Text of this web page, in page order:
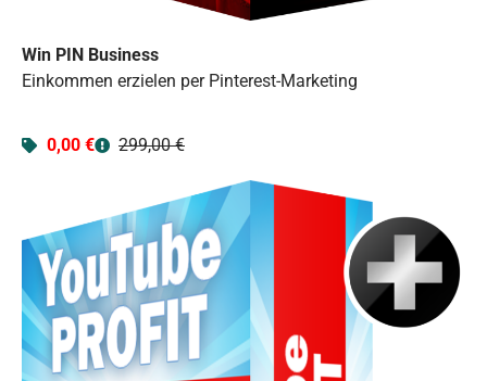
Win PIN Business
Einkommen erzielen per Pinterest-Marketing
0,00 € 299,00 €